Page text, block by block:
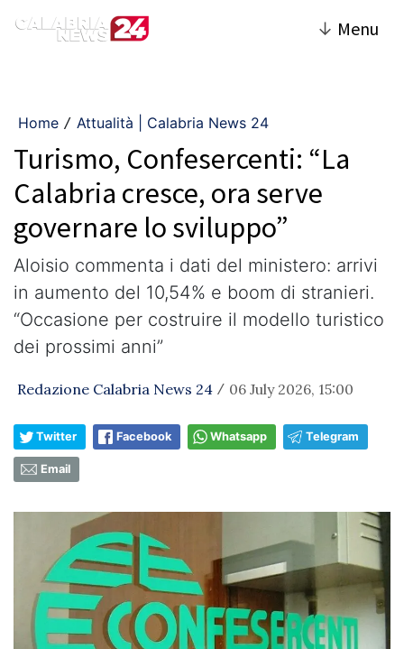
↓ Menu
Home / Attualità | Calabria News 24
Turismo, Confesercenti: “La
Calabria cresce, ora serve
governare lo sviluppo”
Aloisio commenta i dati del ministero: arrivi
in aumento del 10,54% e boom di stranieri.
“Occasione per costruire il modello turistico
dei prossimi anni”
Redazione Calabria News 24 / 06 July 2026, 15:00
Twitter Facebook Whatsapp Telegram
Email